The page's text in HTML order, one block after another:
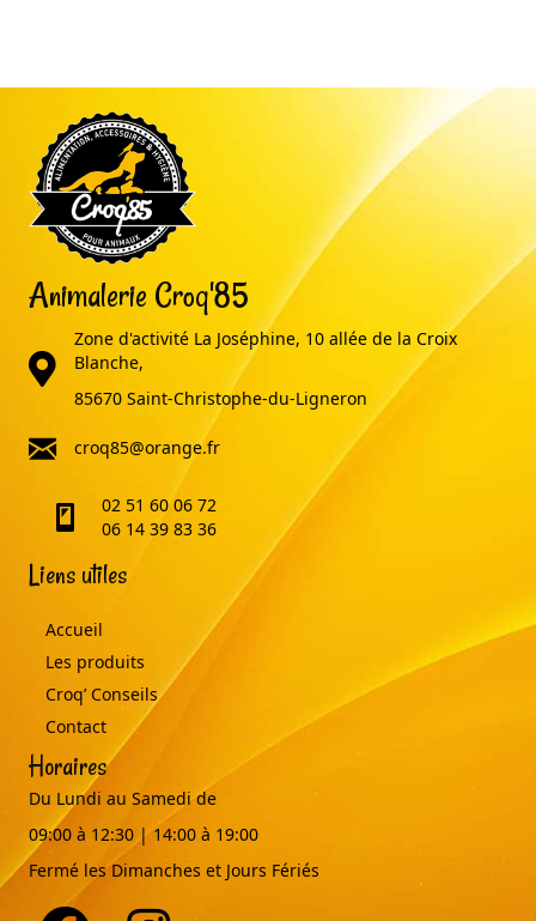
Animalerie Croq'85
adresse
Zone d'activité La Joséphine, 10 allée de la Croix
Blanche,
85670 Saint-Christophe-du-Ligneron
email
croq85@orange.fr
telephone02 51 60 06 72
06 14 39 83 36
Liens utiles
Accueil
Les produits
Croq’ Conseils
Contact
Horaires
Du Lundi au Samedi de
09:00 à 12:30 | 14:00 à 19:00
Fermé les Dimanches et Jours Fériés